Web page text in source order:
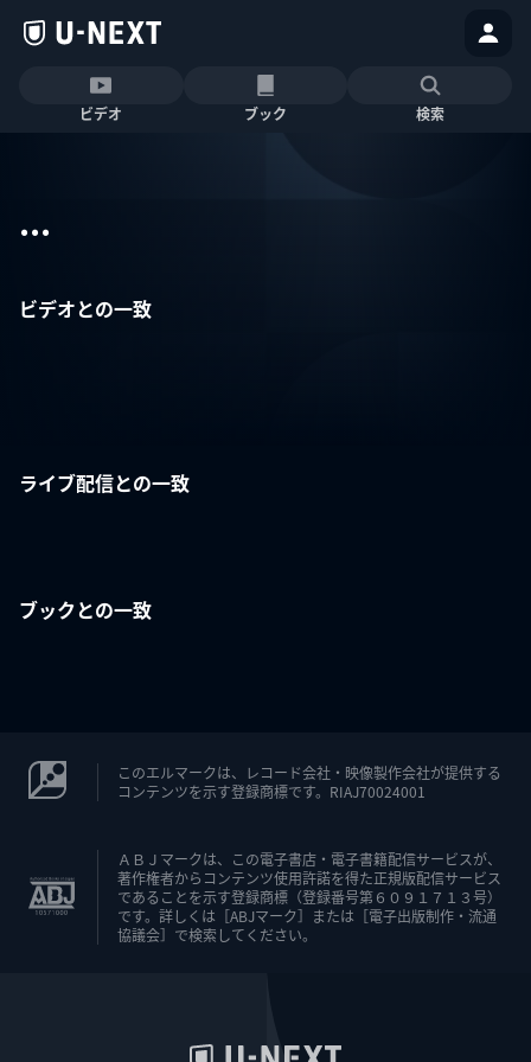
ビデオ ブック 検索
...
ビデオとの一致
ライブ配信との一致
ブックとの一致
このエルマークは、レコード会社・映像製作会社が提供する
コンテンツを示す登録商標です。RIAJ70024001
ＡＢＪマークは、この電子書店・電子書籍配信サービスが、
著作権者からコンテンツ使用許諾を得た正規版配信サービス
であることを示す登録商標（登録番号第６０９１７１３号）
です。詳しくは［ABJマーク］または［電子出版制作・流通
協議会］で検索してください。